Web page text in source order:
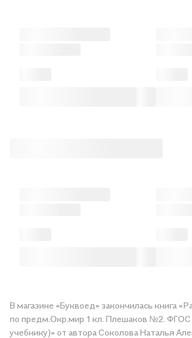
В магазине «Буквоед» закончилась книга
по предм.Окр.мир 1 кл. Плешаков №2. ФГОС
учебнику)» от автора Соколова Наталья